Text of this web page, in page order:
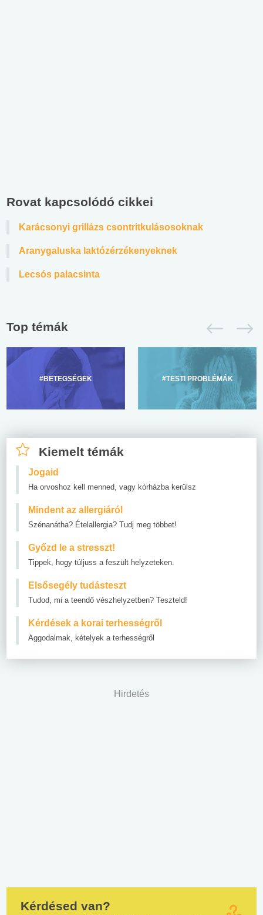
Rovat kapcsolódó cikkei
Karácsonyi grillázs csontritkulásosoknak
Aranygaluska laktózérzékenyeknek
Lecsós palacsinta
Top témák
#BETEGSÉGEK #TESTI PROBLÉMÁK
Kiemelt témák
Jogaid
Ha orvoshoz kell menned, vagy kórházba kerülsz
Mindent az allergiáról
Szénanátha? Ételallergia? Tudj meg többet!
Győzd le a stresszt!
Tippek, hogy túljuss a feszült helyzeteken.
Elsősegély tudásteszt
Tudod, mi a teendő vészhelyzetben? Teszteld!
Kérdések a korai terhességről
Aggodalmak, kételyek a terhességről
Hirdetés
Kérdésed van?